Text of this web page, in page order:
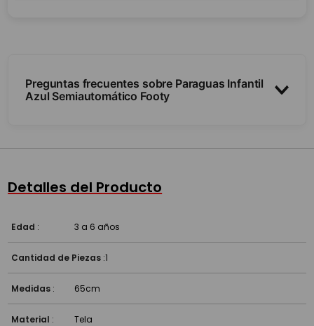
Preguntas frecuentes sobre Paraguas Infantil
Azul Semiautomático Footy
Detalles del Producto
Edad : 3 a 6 años
Cantidad de Piezas :1
Medidas : 65cm
Material : Tela